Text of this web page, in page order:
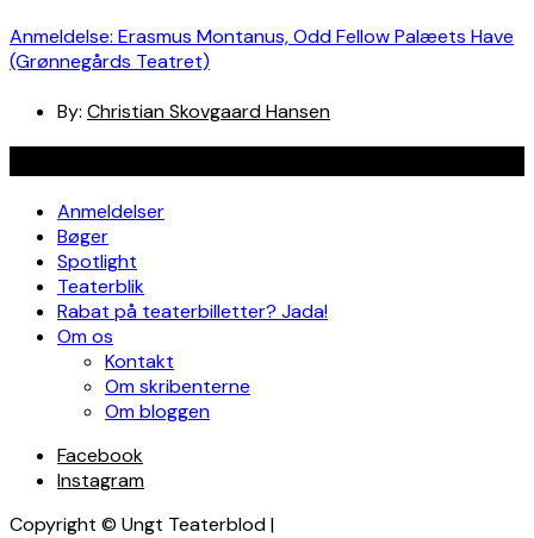
Anmeldelse: Erasmus Montanus, Odd Fellow Palæets Have
(Grønnegårds Teatret)
By: Christian Skovgaard Hansen
Anmeldelser
Bøger
Spotlight
Teaterblik
Rabat på teaterbilletter? Jada!
Om os
Kontakt
Om skribenterne
Om bloggen
Facebook
Instagram
Copyright © Ungt Teaterblod |